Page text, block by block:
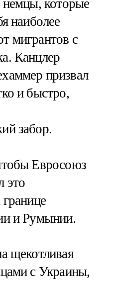
немцы, которые
наиболее
мигрантов с
Канцлер
призвал
и быстро,
забор.
Евросоюз
это
границе
и Румынии.
щекотливая
с Украины,